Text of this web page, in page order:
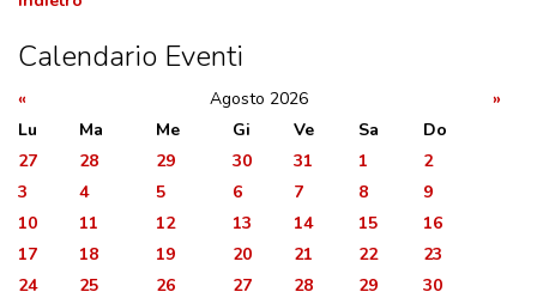
LABORATORI
NOLEGGIO SALE E MATRIMONI
BOOKSHOP
EVENTI
EVENTI
Calendario Eventi
« Agosto 2026
»
Lu
Ma Me Gi Ve Sa
Do
27
28 29 30 31 1
2
3
4 5 6 7 8
9
10
11 12 13 14 15
16
17
18 19 20 21 22
23
24
25 26 27 28 29
30